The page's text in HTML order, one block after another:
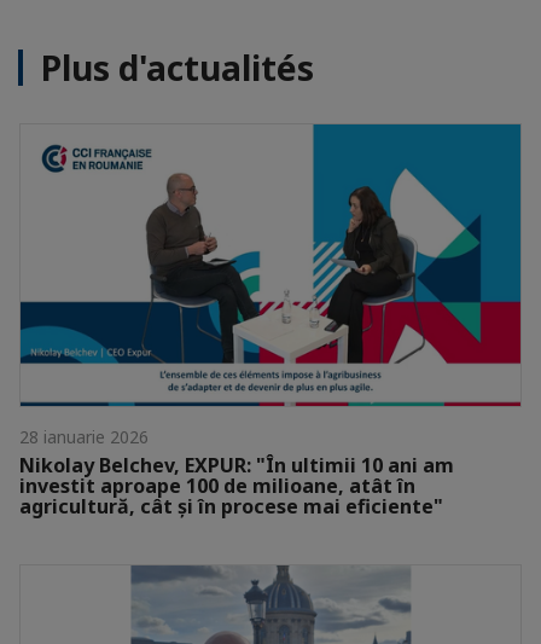
Plus d'actualités
28 ianuarie 2026
Nikolay Belchev, EXPUR: "În ultimii 10 ani am
investit aproape 100 de milioane, atât în
agricultură, cât și în procese mai eficiente"